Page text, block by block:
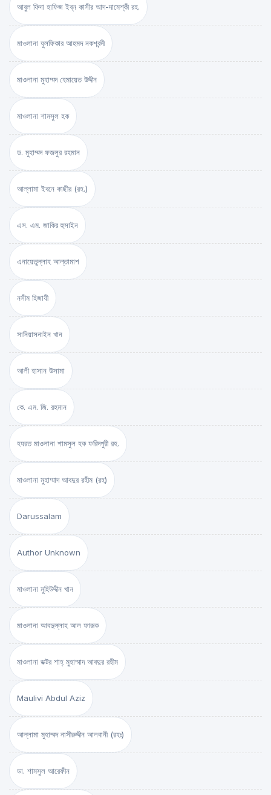
আবুল ফিদা হাফিজ ইব্‌ন কাসীর আদ-দামেশ্‌কী রহ.
মাওলানা যুলফিকার আহমদ নকশবন্দী
মাওলানা মুহাম্মদ হেমায়েত উদ্দীন
মাওলানা শামসুল হক
ড. মুহাম্মদ ফজলুর রহমান
আল্লামা ইবনে কাছীর (রহ.)
এস. এম. জাকির হুসাইন
এনায়েতুল্লাহ আল্‌তামাশ
নসীম হিজাযী
সানিয়াসনাইন খান
আলী হাসান উসামা
কে. এম. জি. রহমান
হযরত মাওলানা শামসুল হক ফরিদপুরী রহ.
মাওলানা মুহাম্মাদ আবদুর রহীম (রহ)
Darussalam
Author Unknown
মাওলানা মুহিউদ্দীন খান
মাওলানা আবদুল্লাহ আল ফারূক
মাওলানা ডক্টর শাহ্‌ মুহাম্মাদ আবদুর রহীম
Maulivi Abdul Aziz
আল্লামা মুহাম্মদ নাসীরুদ্দীন আলবানী (রহঃ)
ডা. শামসুল আরেফীন